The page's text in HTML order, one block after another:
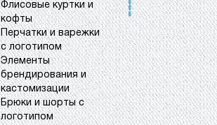
Флисовые куртки и
кофты
Перчатки и варежки
с логотипом
Элементы
брендирования и
кастомизации
Брюки и шорты с
логотипом